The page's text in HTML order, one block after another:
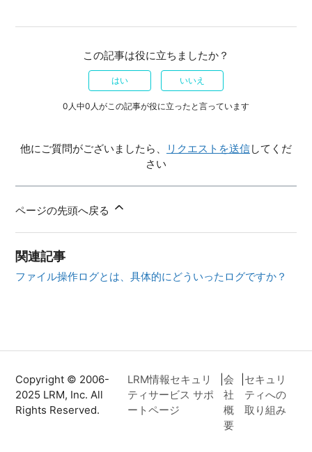
この記事は役に立ちましたか？
はい いいえ
0人中0人がこの記事が役に立ったと言っています
他にご質問がございましたら、 リクエストを送信してくだ
さい
ページの先頭へ戻る
関連記事
ファイル操作ログとは、具体的にどういったログですか？
Copyright © 2006-
2025 LRM, Inc. All
Rights Reserved.
LRM情報セキュリ
ティサービス サポ
ートページ
会
社
概
要
セキュリ
ティへの
取り組み